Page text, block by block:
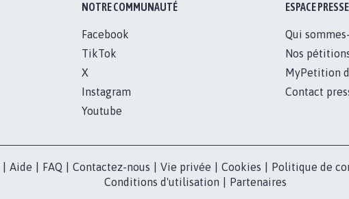
NOTRE COMMUNAUTÉ
Facebook
TikTok
X
Instagram
Youtube
ESPACE PRESSE
Qui
Nos
MyPetition
Contact
Aide FAQ Contactez-nous Vie privée Cookies Politique de
Conditions d'utilisation
Partenaires